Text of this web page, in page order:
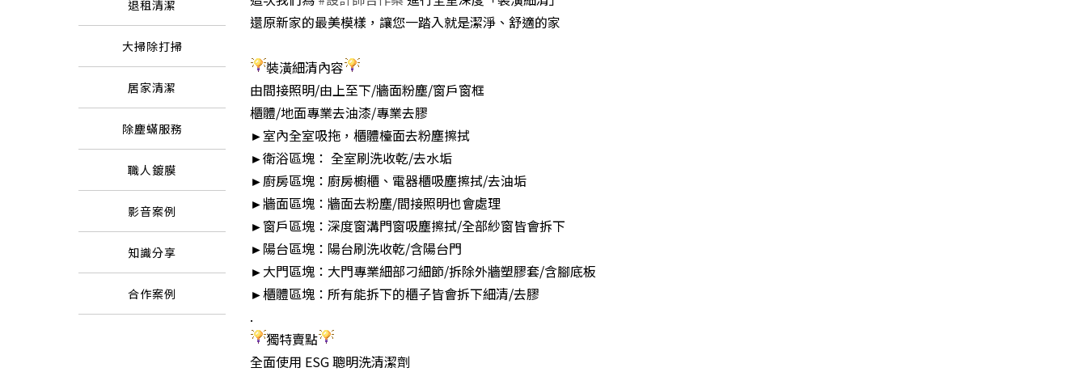
退租清潔
大掃除打掃
居家清潔
除塵蟎服務
職人鍍膜
影音案例
知識分享
合作案例
還原新家的最美模樣，讓您一踏入就是潔淨、舒適的家
裝潢細清內容
由間接照明/由上至下/牆面粉塵/窗戶窗框
櫃體/地面專業去油漆/專業去膠
►室內全室吸拖，櫃體檯面去粉塵擦拭
►衛浴區塊： 全室刷洗收乾/去水垢
►廚房區塊：廚房櫥櫃、電器櫃吸塵擦拭/去油垢
►牆面區塊：牆面去粉塵/間接照明也會處理
►窗戶區塊：深度窗溝門窗吸塵擦拭/全部紗窗皆會拆下
►陽台區塊：陽台刷洗收乾/含陽台門
►大門區塊：大門專業細部刁細節/拆除外牆塑膠套/含腳底板
►櫃體區塊：所有能拆下的櫃子皆會拆下細清/去膠
.
獨特賣點
全面使用 ESG 聰明洗清潔劑